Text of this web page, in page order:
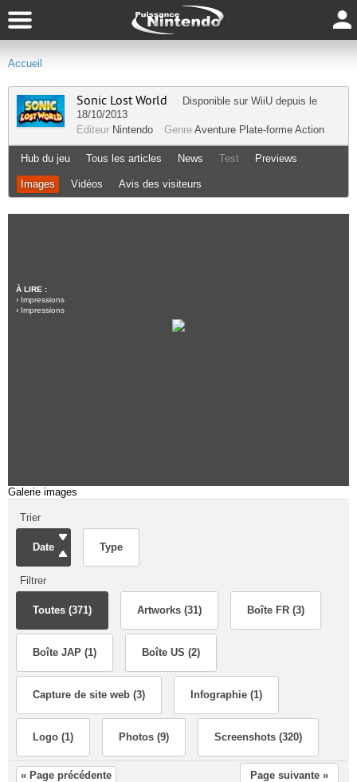
Accueil
Sonic Lost World Disponible sur WiiU depuis le
18/10/2013
Editeur Nintendo Genre Aventure Plate-forme Action
Hub du jeu Tous les articles News Test Previews
Images Vidéos Avis des visiteurs
À LIRE :
› Impressions
› Impressions
Galerie images
Trier
Date Type
Filtrer
Toutes (371) Artworks (31) Boîte FR (3)
Boîte JAP (1) Boîte US (2)
Capture de site web (3) Infographie (1)
Logo (1) Photos (9) Screenshots (320)
« Page précédente Page suivante »